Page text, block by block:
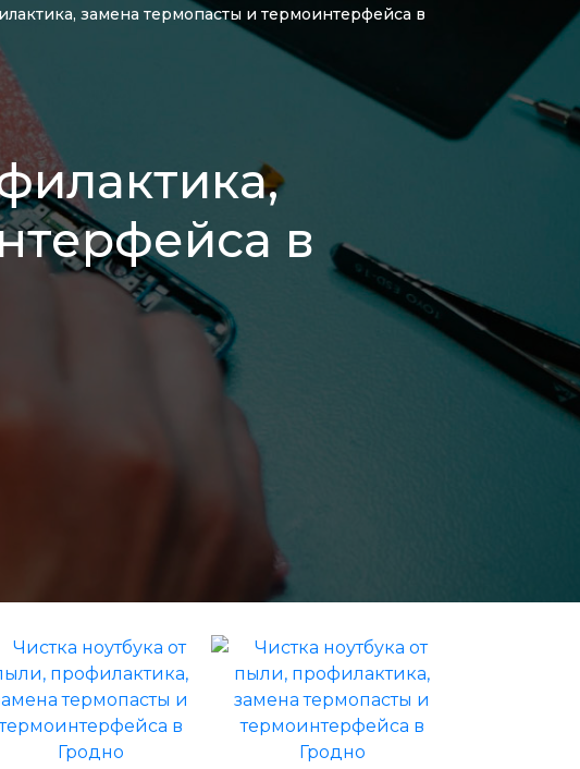
замена термопасты и термоинтерфейса в
в